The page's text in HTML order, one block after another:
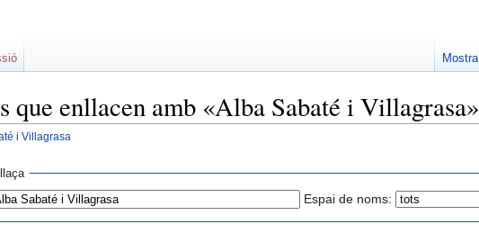
que enllacen amb «Alba Sabaté i Villagrasa»
i Villagrasa
Espai de noms:
Mostra